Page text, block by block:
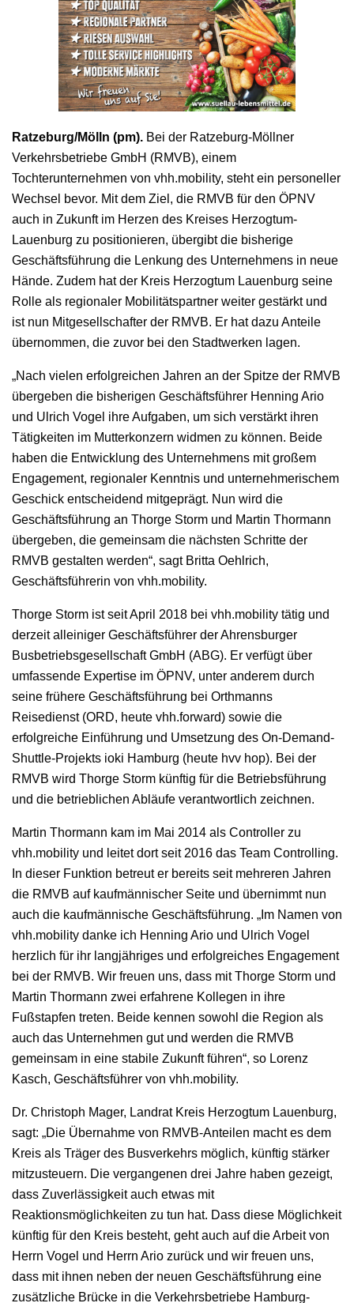
Ratzeburg/Mölln (pm). Bei der Ratzeburg-Möllner
Verkehrsbetriebe GmbH (RMVB), einem
Tochterunternehmen von vhh.mobility, steht ein personeller
Wechsel bevor. Mit dem Ziel, die RMVB für den ÖPNV
auch in Zukunft im Herzen des Kreises Herzogtum-
Lauenburg zu positionieren, übergibt die bisherige
Geschäftsführung die Lenkung des Unternehmens in neue
Hände. Zudem hat der Kreis Herzogtum Lauenburg seine
Rolle als regionaler Mobilitätspartner weiter gestärkt und
ist nun Mitgesellschafter der RMVB. Er hat dazu Anteile
übernommen, die zuvor bei den Stadtwerken lagen.
„Nach vielen erfolgreichen Jahren an der Spitze der RMVB
übergeben die bisherigen Geschäftsführer Henning Ario
und Ulrich Vogel ihre Aufgaben, um sich verstärkt ihren
Tätigkeiten im Mutterkonzern widmen zu können. Beide
haben die Entwicklung des Unternehmens mit großem
Engagement, regionaler Kenntnis und unternehmerischem
Geschick entscheidend mitgeprägt. Nun wird die
Geschäftsführung an Thorge Storm und Martin Thormann
übergeben, die gemeinsam die nächsten Schritte der
RMVB gestalten werden“, sagt Britta Oehlrich,
Geschäftsführerin von vhh.mobility.
Thorge Storm ist seit April 2018 bei vhh.mobility tätig und
derzeit alleiniger Geschäftsführer der Ahrensburger
Busbetriebsgesellschaft GmbH (ABG). Er verfügt über
umfassende Expertise im ÖPNV, unter anderem durch
seine frühere Geschäftsführung bei Orthmanns
Reisedienst (ORD, heute vhh.forward) sowie die
erfolgreiche Einführung und Umsetzung des On-Demand-
Shuttle-Projekts ioki Hamburg (heute hvv hop). Bei der
RMVB wird Thorge Storm künftig für die Betriebsführung
und die betrieblichen Abläufe verantwortlich zeichnen.
Martin Thormann kam im Mai 2014 als Controller zu
vhh.mobility und leitet dort seit 2016 das Team Controlling.
In dieser Funktion betreut er bereits seit mehreren Jahren
die RMVB auf kaufmännischer Seite und übernimmt nun
auch die kaufmännische Geschäftsführung. „Im Namen von
vhh.mobility danke ich Henning Ario und Ulrich Vogel
herzlich für ihr langjähriges und erfolgreiches Engagement
bei der RMVB. Wir freuen uns, dass mit Thorge Storm und
Martin Thormann zwei erfahrene Kollegen in ihre
Fußstapfen treten. Beide kennen sowohl die Region als
auch das Unternehmen gut und werden die RMVB
gemeinsam in eine stabile Zukunft führen“, so Lorenz
Kasch, Geschäftsführer von vhh.mobility.
Dr. Christoph Mager, Landrat Kreis Herzogtum Lauenburg,
sagt: „Die Übernahme von RMVB-Anteilen macht es dem
Kreis als Träger des Busverkehrs möglich, künftig stärker
mitzusteuern. Die vergangenen drei Jahre haben gezeigt,
dass Zuverlässigkeit auch etwas mit
Reaktionsmöglichkeiten zu tun hat. Dass diese Möglichkeit
künftig für den Kreis besteht, geht auch auf die Arbeit von
Herrn Vogel und Herrn Ario zurück und wir freuen uns,
dass mit ihnen neben der neuen Geschäftsführung eine
zusätzliche Brücke in die Verkehrsbetriebe Hamburg-